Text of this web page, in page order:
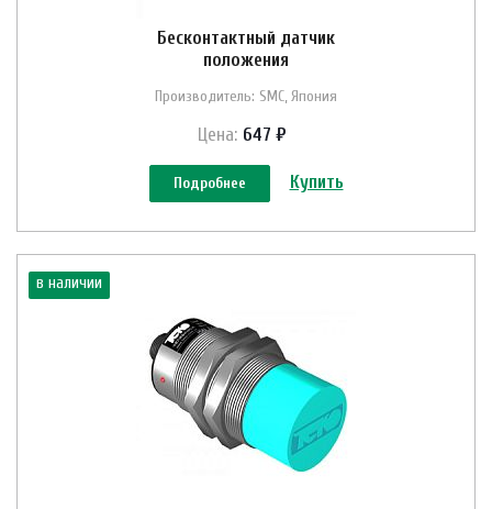
Бесконтактный датчик
положения
Производитель: SMC, Япония
Цена: 647 ₽
Подробнее Купить
в наличии